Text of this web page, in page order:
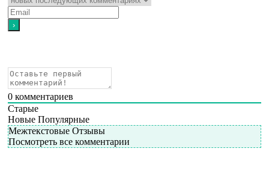
0 комментариев
Старые
Новые Популярные
Межтекстовые Отзывы
Посмотреть все комментарии